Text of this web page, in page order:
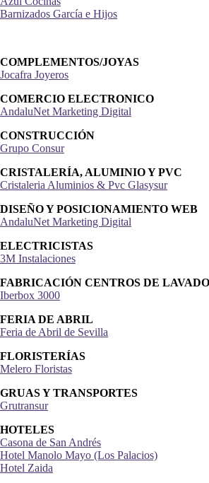
Azul Cocinas
Barnizados García e Hijos
COMPLEMENTOS/JOYAS
Jocafra Joyeros
COMERCIO ELECTRONICO
AndaluNet Marketing Digital
CONSTRUCCIÓN
Grupo Consur
CRISTALERÍA, ALUMINIO Y PVC
Cristaleria Aluminios & Pvc Glasysur
DISEÑO Y POSICIONAMIENTO WEB
AndaluNet Marketing Digital
ELECTRICISTAS
3M Instalaciones
FABRICACIÓN CENTROS DE LAVADO
Iberbox 3000
FERIA DE ABRIL
Feria de Abril de Sevilla
FLORISTERÍAS
Melero Floristas
GRUAS Y TRANSPORTES
Grutransur
HOTELES
Casona de San Andrés
Hotel Manolo Mayo (Los Palacios)
Hotel Zaida